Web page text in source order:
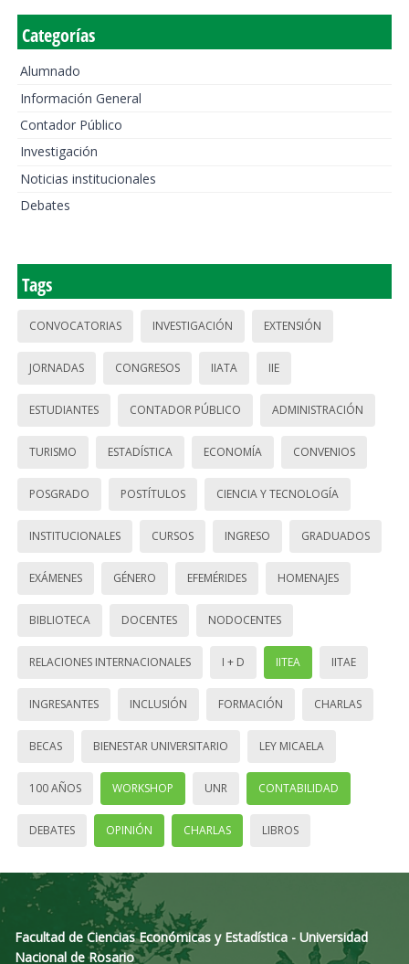
Categorías
Alumnado
Información General
Contador Público
Investigación
Noticias institucionales
Debates
Tags
CONVOCATORIAS INVESTIGACIÓN EXTENSIÓN
JORNADAS CONGRESOS IIATA IIE
ESTUDIANTES CONTADOR PÚBLICO ADMINISTRACIÓN
TURISMO ESTADÍSTICA ECONOMÍA CONVENIOS
POSGRADO POSTÍTULOS CIENCIA Y TECNOLOGÍA
INSTITUCIONALES CURSOS INGRESO GRADUADOS
EXÁMENES GÉNERO EFEMÉRIDES HOMENAJES
BIBLIOTECA DOCENTES NODOCENTES
RELACIONES INTERNACIONALES I + D IITEA IITAE
INGRESANTES INCLUSIÓN FORMACIÓN CHARLAS
BECAS BIENESTAR UNIVERSITARIO LEY MICAELA
100 AÑOS WORKSHOP UNR CONTABILIDAD
DEBATES OPINIÓN CHARLAS LIBROS
Facultad de Ciencias Económicas y Estadística - Universidad
Nacional de Rosario